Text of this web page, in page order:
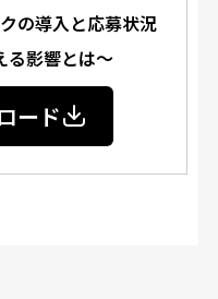
の導入と応募状況
る影響とは～
ード